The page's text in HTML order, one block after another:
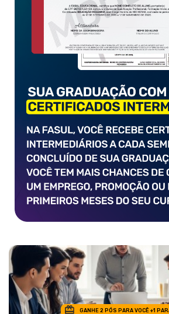
GANHE 2 PÓS PARA VOCÊ +1